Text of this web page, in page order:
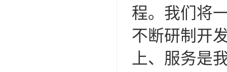
程。我们将
不断研制开
上、服务是